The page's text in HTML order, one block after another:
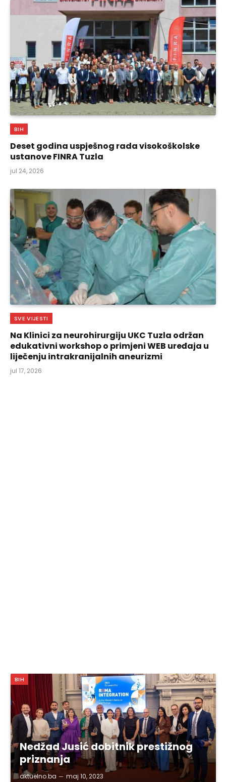
BIH
Deset godina uspješnog rada visokoškolske
ustanove FINRA Tuzla
jul 24, 2026
SVE VIJESTI
Na Klinici za neurohirurgiju UKC Tuzla održan
edukativni workshop o primjeni WEB uređaja u
liječenju intrakranijalnih aneurizmi
jul 17, 2026
BIH
Nedžad Jusić dobitnik prestižnog
priznanja
aktuelno.ba maj 10, 2023